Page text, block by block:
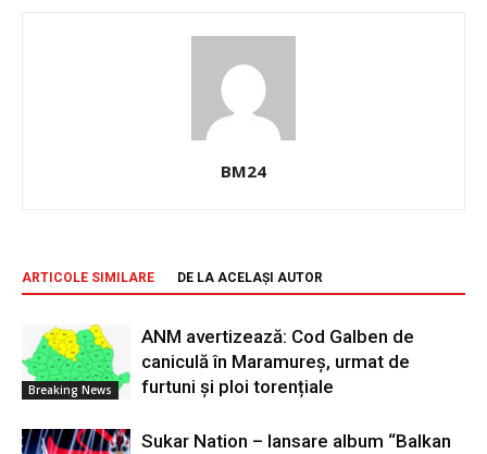
BM24
ARTICOLE SIMILARE DE LA ACELAȘI AUTOR
Breaking News
ANM avertizează: Cod Galben de
caniculă în Maramureș, urmat de
furtuni și ploi torențiale
Sukar Nation – lansare album “Balkan